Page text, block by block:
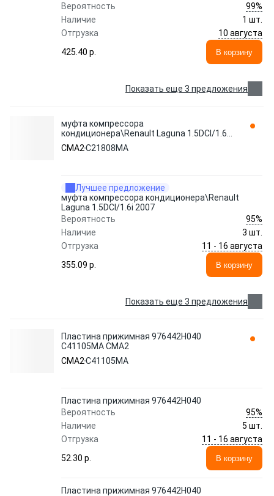
Вероятность
99%
Наличие
1 шт.
Отгрузка
10 августа
425.40 p.
В корзину
Показать еще 3 предложения
муфта компрессора
кондиционера\Renault Laguna 1.5DCI/1.6i
2007 C21808MA CMA2
CMA2C21808MA
Лучшее предложение
муфта компрессора кондиционера\Renault
Laguna 1.5DCI/1.6i 2007
Вероятность
95%
Наличие
3 шт.
Отгрузка
11 - 16 августа
355.09 p.
В корзину
Показать еще 3 предложения
Пластина прижимная 976442H040
C41105MA CMA2
CMA2C41105MA
Пластина прижимная 976442H040
Вероятность
95%
Наличие
5 шт.
Отгрузка
11 - 16 августа
52.30 p.
В корзину
Пластина прижимная 976442H040